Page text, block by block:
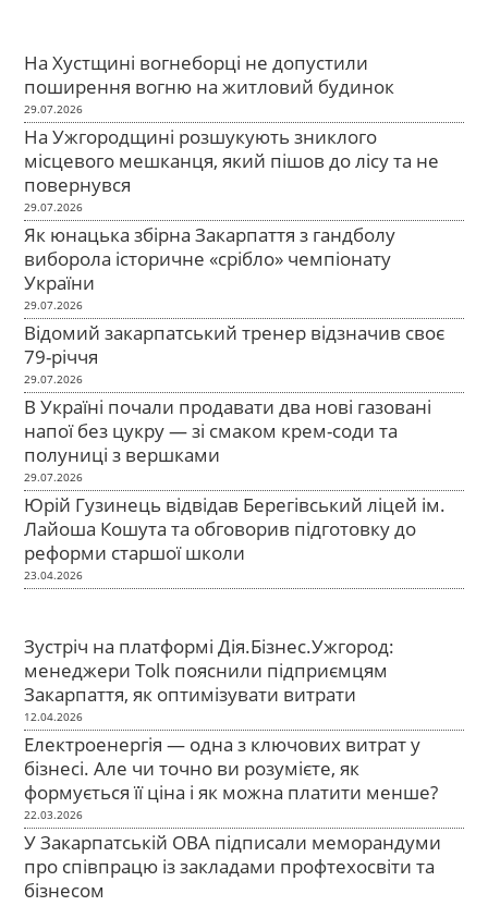
На Хустщині вогнеборці не допустили
поширення вогню на житловий будинок
29.07.2026
На Ужгородщині розшукують зниклого
місцевого мешканця, який пішов до лісу та не
повернувся
29.07.2026
Як юнацька збірна Закарпаття з гандболу
виборола історичне «срібло» чемпіонату
України
29.07.2026
Відомий закарпатський тренер відзначив своє
79-річчя
29.07.2026
В Україні почали продавати два нові газовані
напої без цукру — зі смаком крем-соди та
полуниці з вершками
29.07.2026
Юрій Гузинець відвідав Берегівський ліцей ім.
Лайоша Кошута та обговорив підготовку до
реформи старшої школи
23.04.2026
Зустріч на платформі Дія.Бізнес.Ужгород:
менеджери Tolk пояснили підприємцям
Закарпаття, як оптимізувати витрати
12.04.2026
Електроенергія — одна з ключових витрат у
бізнесі. Але чи точно ви розумієте, як
формується її ціна і як можна платити менше?
22.03.2026
У Закарпатській ОВА підписали меморандуми
про співпрацю із закладами профтехосвіти та
бізнесом